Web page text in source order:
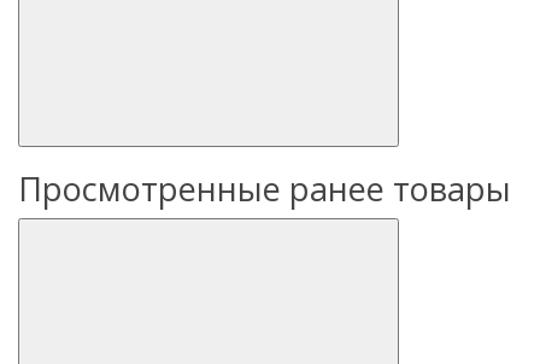
Просмотренные ранее товары